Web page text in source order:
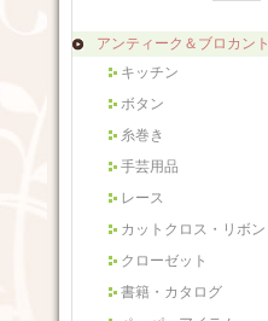
アンティーク＆ブロカント
キッチン
ボタン
糸巻き
手芸用品
レース
カットクロス・リボン
クローゼット
書籍・カタログ